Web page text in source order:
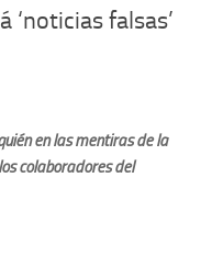
‘noticias falsas’
en las mentiras de la
colaboradores del